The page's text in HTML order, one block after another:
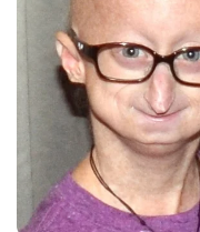
れているようなオ
トの変異がはるか
た、ニッカーゼの
と継続的に投与す
有益であることが
「このアプローチ